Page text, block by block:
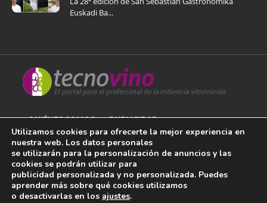
Euskadi Ba...
QUIÉNES SOMOS PUBLICIDAD
AVISO LEGAL
POLÍTICA DE COOKIES
POLÍTICA DE PRIVACIDAD
Utilizamos cookies para ofrecerte la mejor experiencia en
nuestra web. Los datos personales
se utilizarán para la personalización de anuncios y las
cookies se podrán utilizar para
publicidad personalizada y no personalizada. Puedes
aprender más sobre qué cookies utilizamos
o desactivarlas en los ajustes.